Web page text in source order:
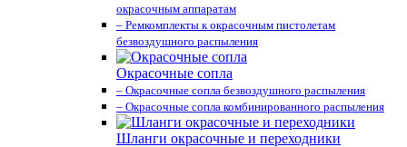
окрасочным аппаратам
– Ремкомплекты к окрасочным пистолетам
безвоздушного распыления
Окрасочные сопла
– Окрасочные сопла безвоздушного распыления
– Окрасочные сопла комбинированного распыления
Шланги окрасочные и переходники